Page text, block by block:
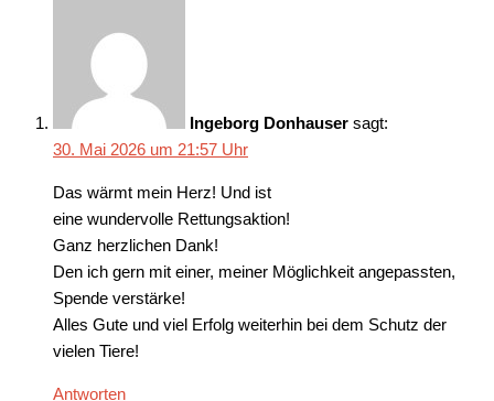
Ingeborg Donhauser sagt:
30. Mai 2026 um 21:57 Uhr
Das wärmt mein Herz! Und ist
eine wundervolle Rettungsaktion!
Ganz herzlichen Dank!
Den ich gern mit einer, meiner Möglichkeit angepassten,
Spende verstärke!
Alles Gute und viel Erfolg weiterhin bei dem Schutz der
vielen Tiere!
Antworten